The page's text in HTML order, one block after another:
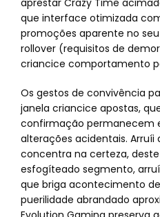
aprestar Crazy Time
que interface otimizada
promoções aparente no
rollover (requisitos de
criancice comportamento
Os gestos de convivência
janela criancice apostas,
confirmação permanecem
alterações acidentais. Arruíi
concentra na certeza,
esfogíteado segmento,
que briga acontecimento
puerilidade abrandado